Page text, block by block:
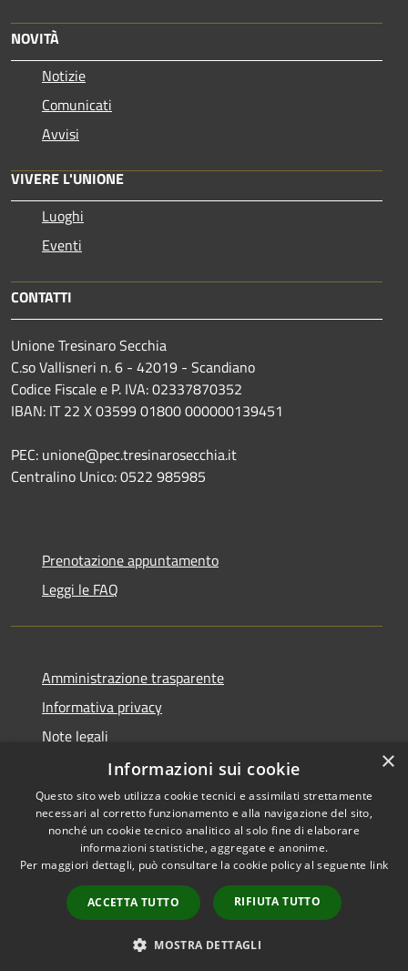
NOVITÀ
Notizie
Comunicati
Avvisi
VIVERE L'UNIONE
Luoghi
Eventi
CONTATTI
Unione Tresinaro Secchia
C.so Vallisneri n. 6 - 42019 - Scandiano
Codice Fiscale e P. IVA: 02337870352
IBAN: IT 22 X 03599 01800 000000139451
PEC: unione@pec.tresinarosecchia.it
Centralino Unico: 0522 985985
Prenotazione appuntamento
Leggi le FAQ
Amministrazione trasparente
Informativa privacy
Note legali
Dichiarazione di accessibilità
RSS
Accessibilità
Copyright © 2026 • Unione
Tresinaro Secchia • Powered
byMunicipium
Accesso
redazione
×
Informazioni sui cookie
Questo sito web utilizza cookie tecnici e assimilati strettamente
necessari al corretto funzionamento e alla navigazione del sito,
nonché un cookie tecnico analitico al solo fine di elaborare
informazioni statistiche, aggregate e anonime.
Per maggiori dettagli, può consultare la cookie policy al seguente link
ACCETTA TUTTO RIFIUTA TUTTO
MOSTRA DETTAGLI